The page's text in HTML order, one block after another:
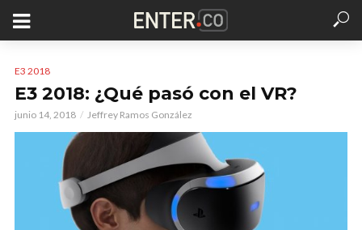
E3 2018
E3 2018: ¿Qué pasó con el VR?
junio 14, 2018 Jeffrey Ramos González